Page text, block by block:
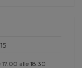
alle 18.30